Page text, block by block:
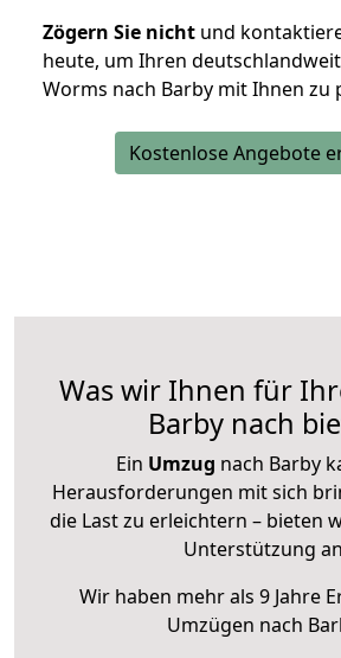
Zögern Sie nicht und
heute, um Ihren
Worms nach Barby mit Ihnen zu
Kostenlose Angebote
Was wir Ihnen für
Barby nach
Ein Umzug nach Barby
Herausforderungen mit sich
die Last zu erleichtern – bieten
Unterstützung
Wir haben mehr als 9 Jahre
Umzügen nach